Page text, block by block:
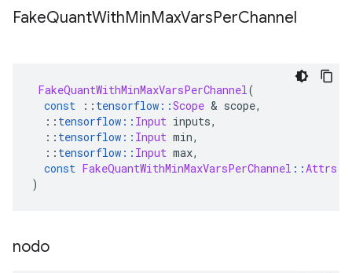
FakeQuantWithMinMaxVarsPerChannel
FakeQuantWithMinMaxVarsPerChannel(
const
:: tensorflow ::Scope & scope,
:: tensorflow :: Input inputs,
:: tensorflow :: Input min,
:: tensorflow :: Input max,
const FakeQuantWithMinMaxVarsPerChannel ::Attrs
)
nodo